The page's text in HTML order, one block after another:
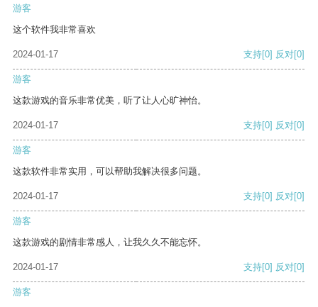
游客
这个软件我非常喜欢
2024-01-17 支持[0] 反对[0]
游客
这款游戏的音乐非常优美，听了让人心旷神怡。
2024-01-17 支持[0] 反对[0]
游客
这款软件非常实用，可以帮助我解决很多问题。
2024-01-17 支持[0] 反对[0]
游客
这款游戏的剧情非常感人，让我久久不能忘怀。
2024-01-17 支持[0] 反对[0]
游客